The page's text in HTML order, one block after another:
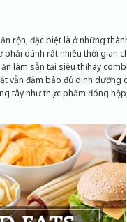
rộn, đặc biệt là ở những
dành rất nhiều thời gian
làm sẵn tại siêu thị hay
vẫn đảm bảo đủ dinh dưỡng
tây như thực phẩm đóng